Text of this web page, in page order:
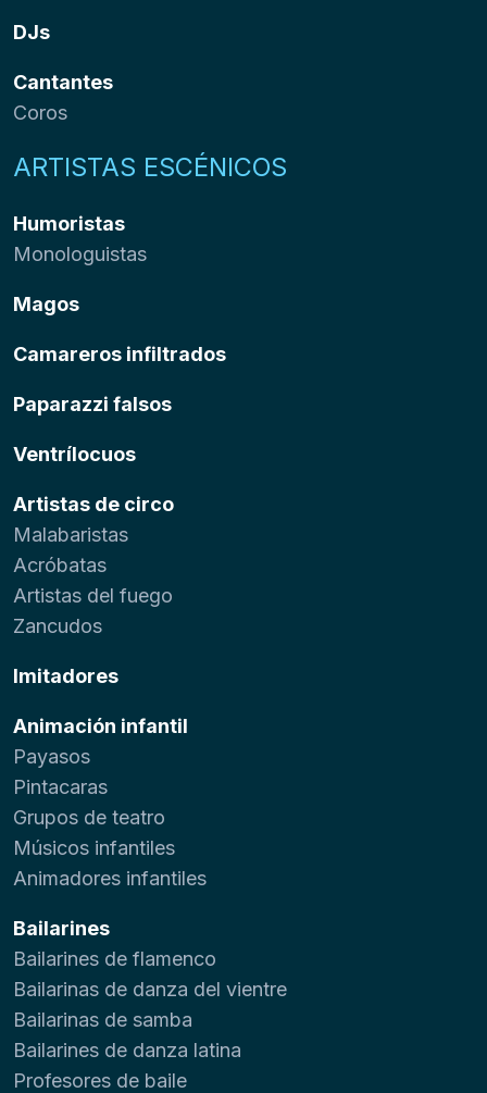
DJs
Cantantes
Coros
ARTISTAS ESCÉNICOS
Humoristas
Monologuistas
Magos
Camareros infiltrados
Paparazzi falsos
Ventrílocuos
Artistas de circo
Malabaristas
Acróbatas
Artistas del fuego
Zancudos
Imitadores
Animación infantil
Payasos
Pintacaras
Grupos de teatro
Músicos infantiles
Animadores infantiles
Bailarines
Bailarines de flamenco
Bailarinas de danza del vientre
Bailarinas de samba
Bailarines de danza latina
Profesores de baile